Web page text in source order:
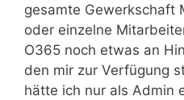
gesamte Gewerkschaft
oder einzelne
O365 noch etwas an
den mir zur Verfügung
hätte ich nur als Admin